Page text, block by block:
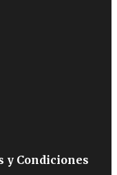
y Condiciones